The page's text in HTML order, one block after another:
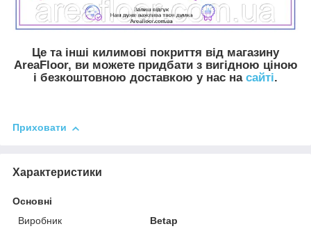
Це та інші килимові покриття від магазину
AreaFloor, ви можете придбати з вигідною ціною
і безкоштовною доставкою у нас на сайті.
Приховати
Характеристики
Основні
Виробник
Betap